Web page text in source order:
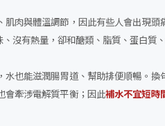
肉與體溫調節，因此有些人會出現
、沒有熱量，卻和醣類、脂質、蛋白質
也能滋潤腸胃道、幫助排便順暢。
會牽涉電解質平衡；因此補水不宜短時